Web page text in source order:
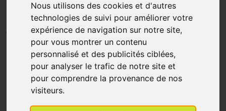
Nous utilisons des cookies et d'autres
technologies de suivi pour améliorer votre
expérience de navigation sur notre site,
pour vous montrer un contenu
personnalisé et des publicités ciblées,
pour analyser le trafic de notre site et
pour comprendre la provenance de nos
visiteurs.
12x50g
ETIXX